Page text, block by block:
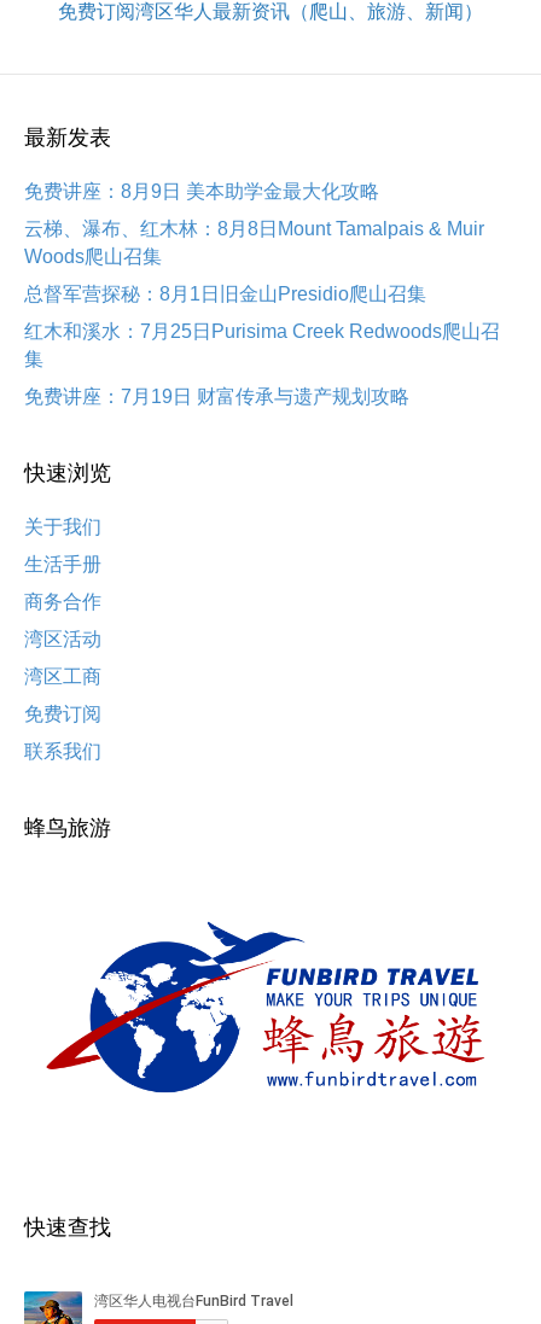
免费订阅湾区华人最新资讯（爬山、旅游、新闻）
最新发表
免费讲座：8月9日 美本助学金最大化攻略
云梯、瀑布、红木林：8月8日Mount Tamalpais & Muir
Woods爬山召集
总督军营探秘：8月1日旧金山Presidio爬山召集
红木和溪水：7月25日Purisima Creek Redwoods爬山召
集
免费讲座：7月19日 财富传承与遗产规划攻略
快速浏览
关于我们
生活手册
商务合作
湾区活动
湾区工商
免费订阅
联系我们
蜂鸟旅游
快速查找